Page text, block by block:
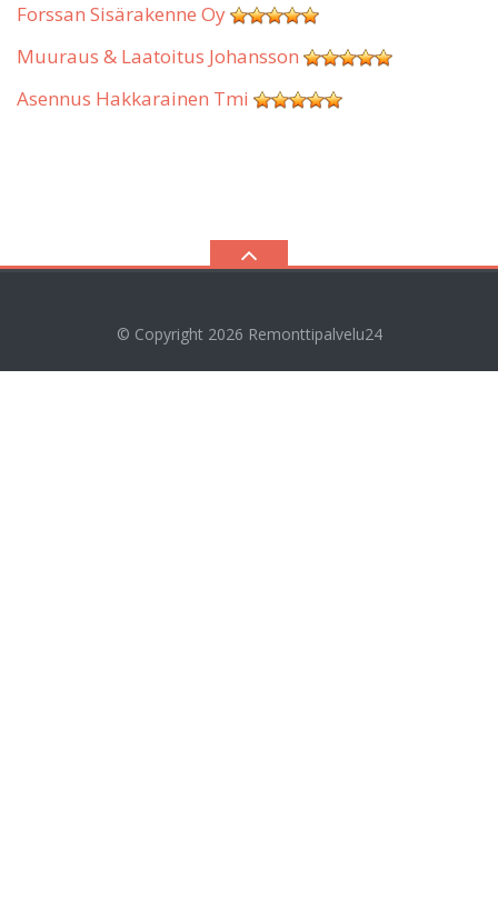
Forssan Sisärakenne Oy
Muuraus & Laatoitus Johansson
Asennus Hakkarainen Tmi
© Copyright 2026 Remonttipalvelu24